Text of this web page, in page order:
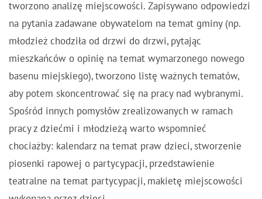
tworzono analizę miejscowości. Zapisywano odpowiedzi
na pytania zadawane obywatelom na temat gminy (np.
młodzież chodziła od drzwi do drzwi, pytając
mieszkańców o opinię na temat wymarzonego nowego
basenu miejskiego), tworzono listę ważnych tematów,
aby potem skoncentrować się na pracy nad wybranymi.
Spośród innych pomysłów zrealizowanych w ramach
pracy z dziećmi i młodzieżą warto wspomnieć
chociażby: kalendarz na temat praw dzieci, stworzenie
piosenki rapowej o partycypacji, przedstawienie
teatralne na temat partycypacji, makietę miejscowości